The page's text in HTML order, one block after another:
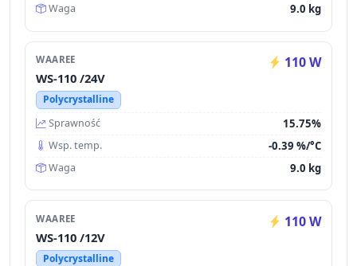
Waga 9.0 kg
WAAREE 110 W
WS-110 /24V
Polycrystalline
Sprawność
15.75%
Wsp. temp. -0.39 %/°C
Waga 9.0 kg
WAAREE 110 W
WS-110 /12V
Polycrystalline